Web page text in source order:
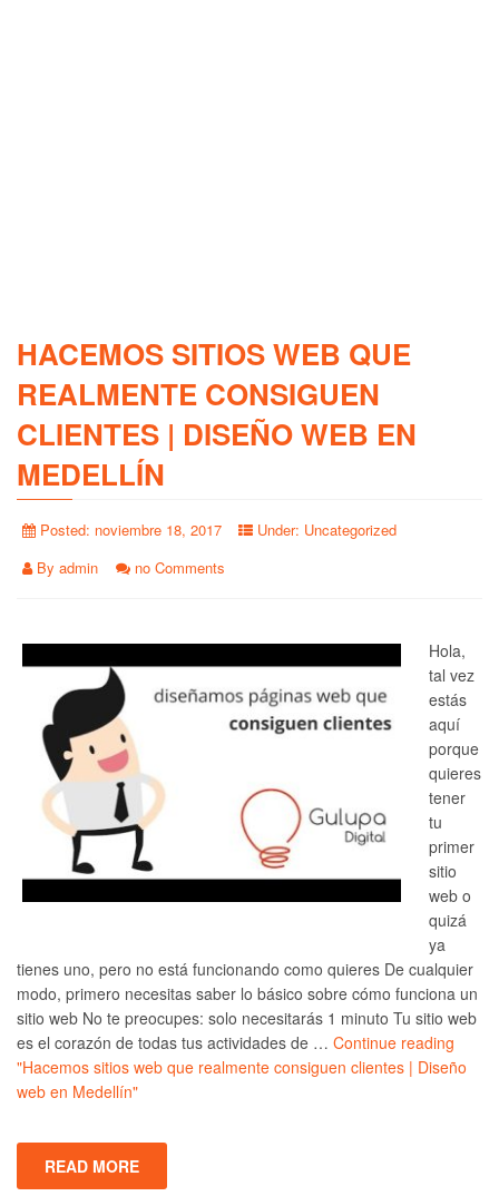
HACEMOS SITIOS WEB QUE
REALMENTE CONSIGUEN
CLIENTES | DISEÑO WEB EN
MEDELLÍN
Posted: noviembre 18, 2017 Under: Uncategorized
By admin no Comments
Hola,
tal vez
estás
aquí
porque
quieres
tener
tu
primer
sitio
web o
quizá
ya
tienes uno, pero no está funcionando como quieres De cualquier
modo, primero necesitas saber lo básico sobre cómo funciona un
sitio web No te preocupes: solo necesitarás 1 minuto Tu sitio web
es el corazón de todas tus actividades de … Continue reading
"Hacemos sitios web que realmente consiguen clientes | Diseño
web en Medellín"
READ MORE